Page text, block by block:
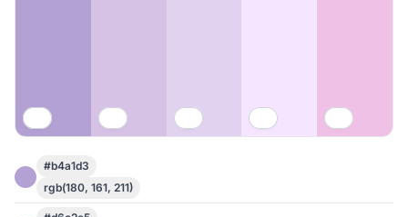
#b4a1d3
rgb(180, 161, 211)